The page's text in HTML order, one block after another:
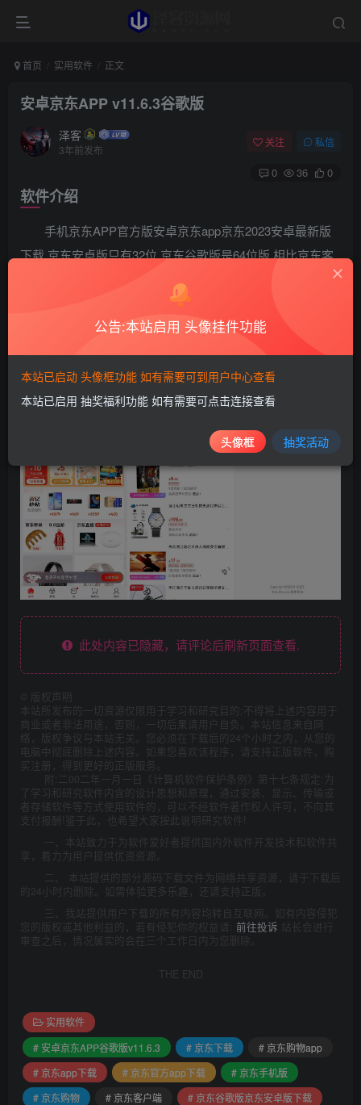
首页 实用软件 正文
安卓京东APP v11.6.3谷歌版
泽客
3年前发布
关注 私信
0 36 0
软件介绍
手机京东APP官方版安卓京东app京东2023安卓最新版
下载.京东安卓版只有32位,京东谷歌版是64位版,相比京东客
款较严,应用权限较少,无强制升级弹窗.
此处内容已隐藏，请评论后刷新页面查看.
版权声明
本站所发布的一切资源仅限用于学习和研究目的;不得将上述内容用于
商业或者非法用途，否则，一切后果请用户自负。本站信息来自网
络，版权争议与本站无关。您必须在下载后的24个小时之内，从您的
电脑中彻底删除上述内容。如果您喜欢该程序，请支持正版软件，购
买注册，得到更好的正版服务。
附:二00二年一月一日《计算机软件保护条例》第十七条规定:为
了学习和研究软件内含的设计思想和原理，通过安装、显示、传输或
者存储软件等方式使用软件的，可以不经软件著作权人许可，不向其
支付报酬!鉴于此，也希望大家按此说明研究软件!
一、本站致力于为软件爱好者提供国内外软件开发技术和软件共
享，着力为用户提供优资资源。
二、 本站提供的部分源码下载文件为网络共享资源，请于下载后
的24小时内删除。如需体验更多乐趣，还请支持正版。
三、我站提供用户下载的所有内容均转自互联网。如有内容侵犯
您的版权或其他利益的，若有侵犯你的权益请: 前往投诉 站长会进行
审查之后，情况属实的会在三个工作日内为您删除。
THE END
实用软件
# 安卓京东APP谷歌版v11.6.3
# 京东下载
# 京东购物app
# 京东app下载
# 京东官方app下载
# 京东手机版
# 京东购物
# 京东客户端
# 京东谷歌版京东安卓版下载
公告:本站启用 头像挂件功能
本站已启动 头像框功能 如有需要可到用户中心查看
本站已启用 抽奖福利功能 如有需要可点击连接查看
头像框 抽奖活动